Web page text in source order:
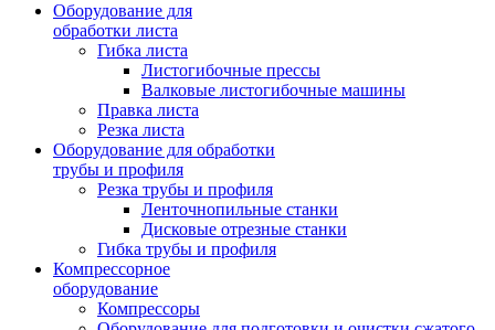
Оборудование для
обработки листа
Гибка листа
Листогибочные прессы
Валковые листогибочные машины
Правка листа
Резка листа
Оборудование для обработки
трубы и профиля
Резка трубы и профиля
Ленточнопильные станки
Дисковые отрезные станки
Гибка трубы и профиля
Компрессорное
оборудование
Компрессоры